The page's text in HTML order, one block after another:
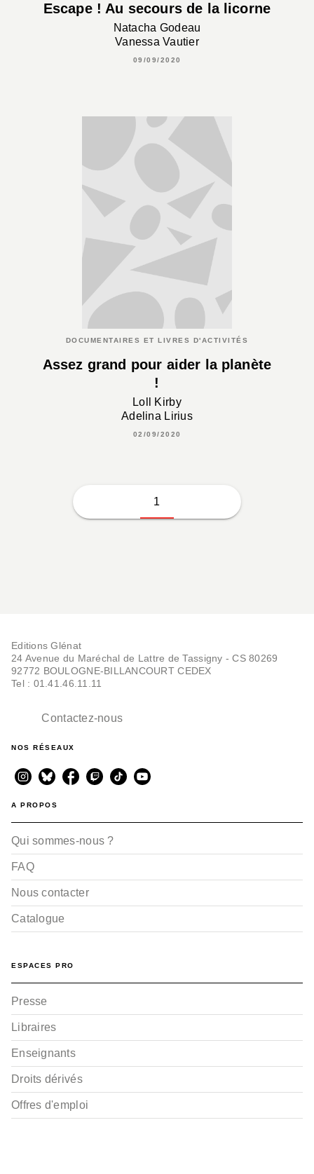
Escape ! Au secours de la licorne
Natacha Godeau
Vanessa Vautier
09/09/2020
DOCUMENTAIRES ET LIVRES D'ACTIVITÉS
Assez grand pour aider la planète
!
Loll Kirby
Adelina Lirius
02/09/2020
1
Editions Glénat
24 Avenue du Maréchal de Lattre de Tassigny - CS 80269
92772 BOULOGNE-BILLANCOURT CEDEX
Tel : 01.41.46.11.11
Contactez-nous
NOS RÉSEAUX
A PROPOS
Qui sommes-nous ?
FAQ
Nous contacter
Catalogue
ESPACES PRO
Presse
Libraires
Enseignants
Droits dérivés
Offres d'emploi